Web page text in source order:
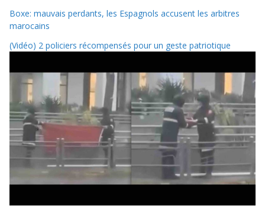
Boxe: mauvais perdants, les Espagnols accusent les arbitres
marocains
(Vidéo) 2 policiers récompensés pour un geste patriotique